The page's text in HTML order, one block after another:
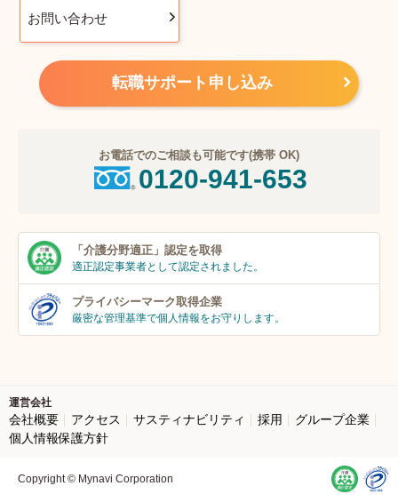
お問い合わせ
転職サポート申し込み
お電話でのご相談も可能です(携帯 OK)
0120-941-653
「介護分野適正」 認定を取得
適正認定事業者として認定されました。
プライバシーマーク取得企業
厳密な管理基準で個人情報をお守りします。
運営会社
会社概要 アクセス サスティナビリティ 採用
グループ企業
個人情報保護方針
Copyright © Mynavi Corporation